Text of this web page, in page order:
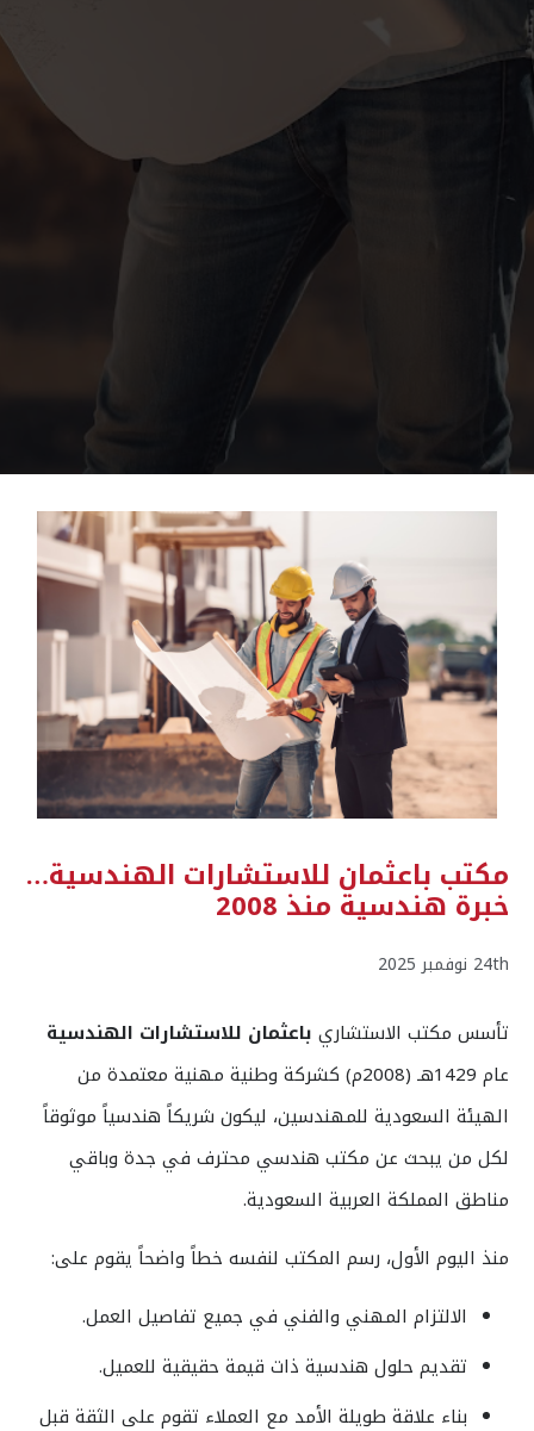
مكتب باعثمان للاستشارات الهندسية…
خبرة هندسية منذ 2008
24th نوفمبر 2025
تأسس مكتب الاستشاري باعثمان للاستشارات الهندسية
عام 1429هـ (2008م) كشركة وطنية مهنية معتمدة من
الهيئة السعودية للمهندسين، ليكون شريكاً هندسياً موثوقاً
لكل من يبحث عن مكتب هندسي محترف في جدة وباقي
مناطق المملكة العربية السعودية.
منذ اليوم الأول، رسم المكتب لنفسه خطاً واضحاً يقوم على:
الالتزام المهني والفني في جميع تفاصيل العمل.
تقديم حلول هندسية ذات قيمة حقيقية للعميل.
بناء علاقة طويلة الأمد مع العملاء تقوم على الثقة قبل